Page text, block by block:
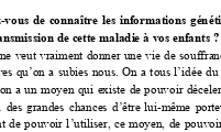
-vous de connaître les informations géné
ssion de cette maladie à vos enfants ?
ne veut vraiment donner une vie de sou
qu’on a subies nous. On a tous l’idée du
a un moyen qui existe de pouvoir décele
des grandes chances d’être lui-même por
de pouvoir l’utiliser, ce moyen, de